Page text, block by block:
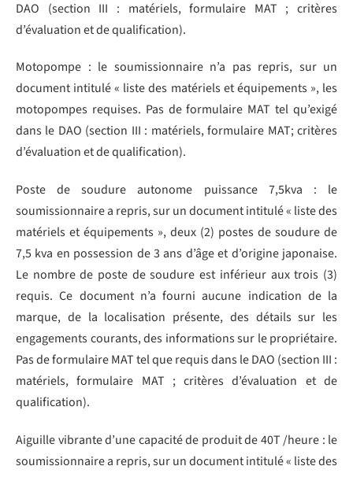
DAO (section III : matériels, formulaire MAT ; critères
d’évaluation et de qualification).
Motopompe : le soumissionnaire n’a pas repris, sur un
document intitulé « liste des matériels et équipements », les
motopompes requises. Pas de formulaire MAT tel qu’exigé
dans le DAO (section III : matériels, formulaire MAT; critères
d’évaluation et de qualification).
Poste de soudure autonome puissance 7,5kva : le
soumissionnaire a repris, sur un document intitulé « liste des
matériels et équipements », deux (2) postes de soudure de
7,5 kva en possession de 3 ans d’âge et d’origine japonaise.
Le nombre de poste de soudure est inférieur aux trois (3)
requis. Ce document n’a fourni aucune indication de la
marque, de la localisation présente, des détails sur les
engagements courants, des informations sur le propriétaire.
Pas de formulaire MAT tel que requis dans le DAO (section III :
matériels, formulaire MAT ; critères d’évaluation et de
qualification).
Aiguille vibrante d’une capacité de produit de 40T /heure : le
soumissionnaire a repris, sur un document intitulé « liste des